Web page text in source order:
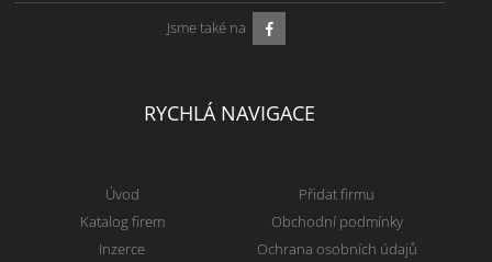
Jsme také na
RYCHLÁ NAVIGACE
Úvod
Katalog firem
Inzerce
Přidat firmu
Obchodní podmínky
Ochrana osobních údajů